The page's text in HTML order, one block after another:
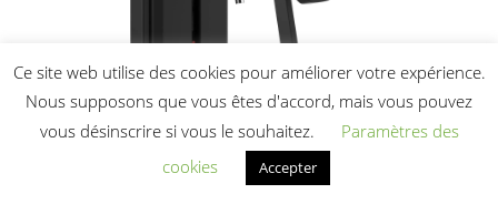
Ce site web utilise des cookies pour améliorer votre expérience.
Nous supposons que vous êtes d'accord, mais vous pouvez
vous désinscrire si vous le souhaitez.
Paramètres des
cookies
Accepter